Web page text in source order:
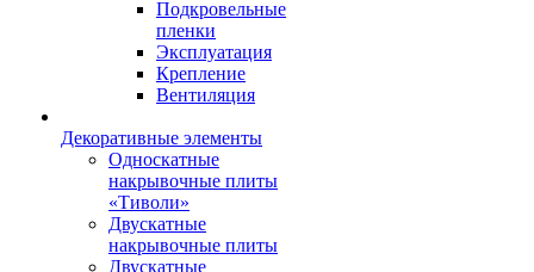
Подкровельные
пленки
Эксплуатация
Крепление
Вентиляция
Декоративные элементы
Односкатные
накрывочные плиты
«Тиволи»
Двускатные
накрывочные плиты
Двускатные